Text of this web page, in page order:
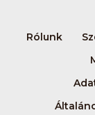
Rólunk